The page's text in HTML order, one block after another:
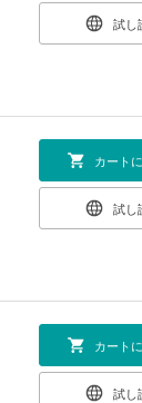
試し
カート
試し
カート
試し